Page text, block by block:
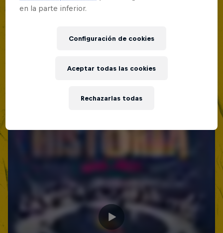
en la parte inferior.
Configuración de cookies
Rechazarlas todas
Aceptar todas las cookies